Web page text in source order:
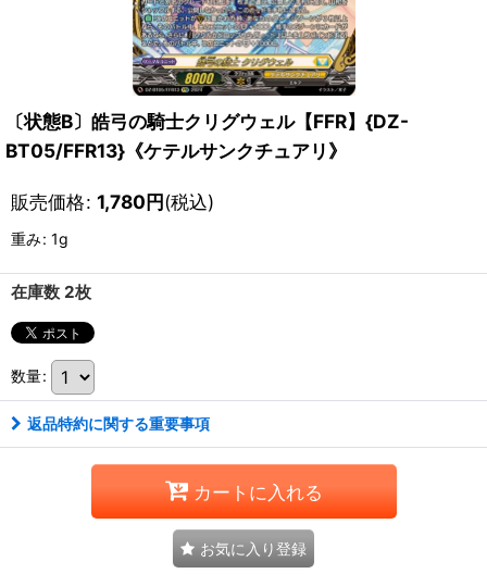
〔状態B〕皓弓の騎士クリグウェル【FFR】{DZ-
BT05/FFR13}《ケテルサンクチュアリ》
販売価格: 1,780円(税込)
重み: 1g
在庫数 2枚
数量:
返品特約に関する重要事項
カートに入れる
お気に入り登録